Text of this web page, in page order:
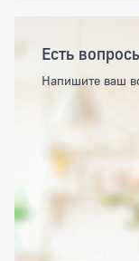
Есть
Напишите ваш